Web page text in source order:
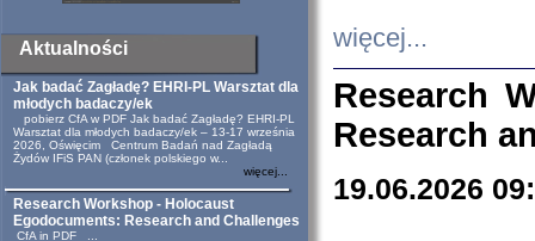
Aktualności
Jak badać Zagładę? EHRI-PL Warsztat dla
młodych badaczy/ek
pobierz CfA w PDF Jak badać Zagładę? EHRI-PL
Warsztat dla młodych badaczy/ek – 13-17 września
2026, Oświęcim Centrum Badań nad Zagładą
Żydów IFiS PAN (członek polskiego w...
więcej...
Research Workshop - Holocaust
Egodocuments: Research and Challenges
CfA in PDF ...
więcej...
Research
Research
19.06.2026